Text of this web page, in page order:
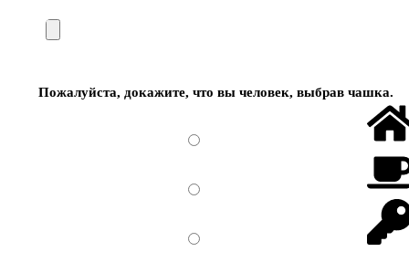
Пожалуйста, докажите, что вы человек, выбравчашка.